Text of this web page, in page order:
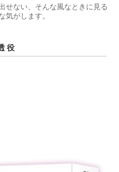
せない、そんな風なときに見る
気がします。
役